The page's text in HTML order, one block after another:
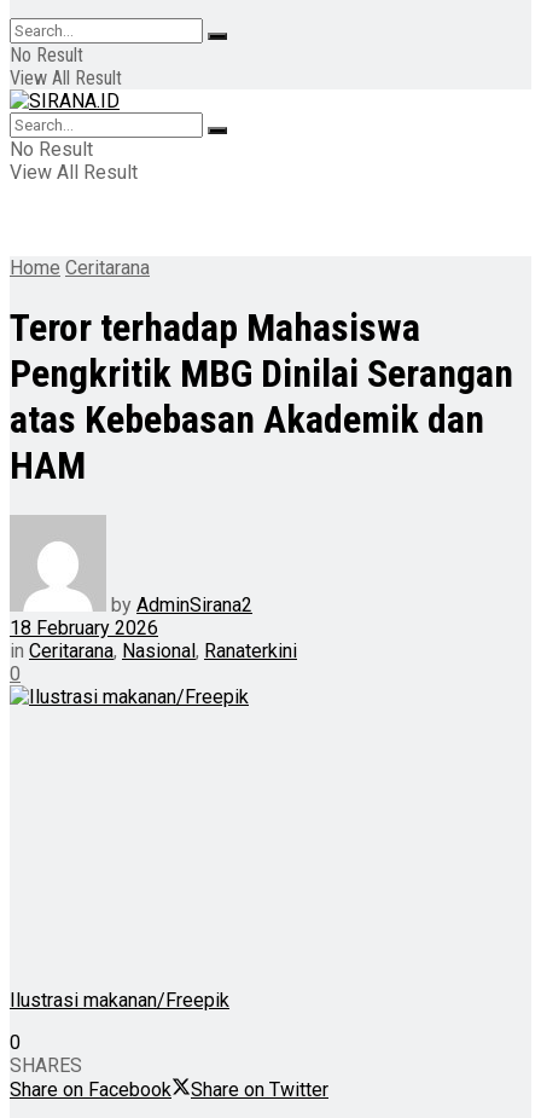
No Result
View All Result
No Result
View All Result
Home Ceritarana
Teror terhadap Mahasiswa
Pengkritik MBG Dinilai Serangan
atas Kebebasan Akademik dan
HAM
by AdminSirana2
18 February 2026
in Ceritarana, Nasional, Ranaterkini
0
Ilustrasi makanan/Freepik
0
SHARES
Share on Facebook
Share on Twitter